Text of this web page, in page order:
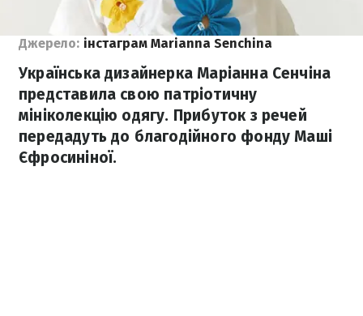
Джерело: інстаграм Marianna Senchina
Українська дизайнерка Маріанна Сенчіна
представила свою патріотичну
мініколекцію одягу. Прибуток з речей
передадуть до благодійного фонду Маші
Єфросиніної.